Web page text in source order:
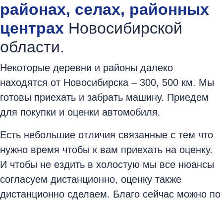
районах, селах, районных
центрах Новосибирской
области.
Некоторые деревни и районы далеко
находятся от Новосибирска – 300, 500 км. Мы
готовы приехать и забрать машину. Приедем
для покупки и оценки автомобиля.
Есть небольшие отличия связанные с тем что
нужно время чтобы к вам приехать на оценку.
И чтобы не ездить в холостую мы все нюансы
согласуем дистанционно, оценку также
дистанционно сделаем. Благо сейчас можно по